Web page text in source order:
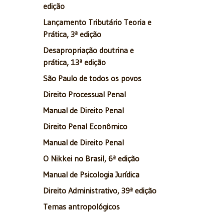
edição
Lançamento Tributário Teoria e
Prática, 3ª edição
Desapropriação doutrina e
prática, 13ª edição
São Paulo de todos os povos
Direito Processual Penal
Manual de Direito Penal
Direito Penal Econômico
Manual de Direito Penal
O Nikkei no Brasil, 6ª edição
Manual de Psicologia Jurídica
Direito Administrativo, 39ª edição
Temas antropológicos